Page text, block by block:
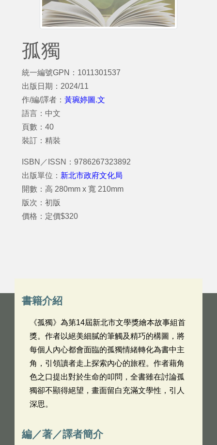
孤獨
統一編號GPN：1011301537
出版日期：2024/11
作/編/譯者： 黃琬婷圖.文
語言：中文
頁數：40
裝訂：精裝
ISBN／ISSN：9786267323892
出版單位： 新北市政府文化局
開數：高 280mm x 寬 210mm
版次：初版
價格：定價$320
書籍介紹
《孤獨》為第14屆新北市文學獎繪本故事組首
獎。作者以絕美細膩的筆觸及精巧的構圖，將
每個人內心都會面臨的孤獨情緒轉化為書中主
角，引領讀者走上探索內心的旅程。作者藉角
色之口提出對於生命的叩問，全書雖在討論孤
獨卻不顯得絕望，畫面留白充滿文學性，引人
深思。
編／著／譯者簡介